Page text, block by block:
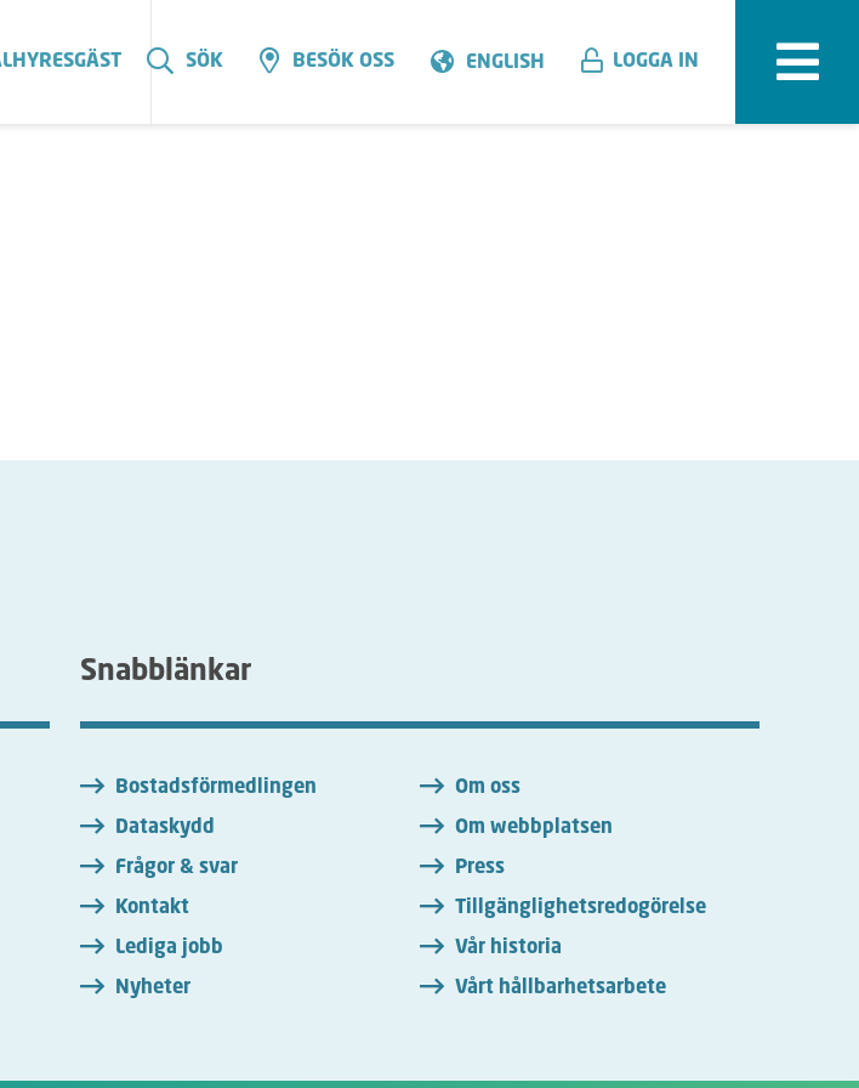
SÖK BESÖK OSS ENGLISH LOGGA IN
Snabblänkar
Bostadsförmedlingen
Dataskydd
Frågor & svar
Kontakt
Lediga jobb
Nyheter
Om oss
Om webbplatsen
Press
Tillgänglighetsredogörelse
Vår historia
Vårt hållbarhetsarbete